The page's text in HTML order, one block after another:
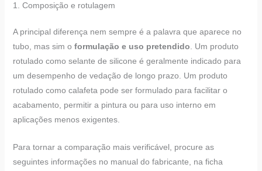
1. Composição e rotulagem
A principal diferença nem sempre é a palavra que aparece no
tubo, mas sim o formulação e uso pretendido . Um produto
rotulado como selante de silicone é geralmente indicado para
um desempenho de vedação de longo prazo. Um produto
rotulado como calafeta pode ser formulado para facilitar o
acabamento, permitir a pintura ou para uso interno em
aplicações menos exigentes.
Para tornar a comparação mais verificável, procure as
seguintes informações no manual do fabricante, na ficha